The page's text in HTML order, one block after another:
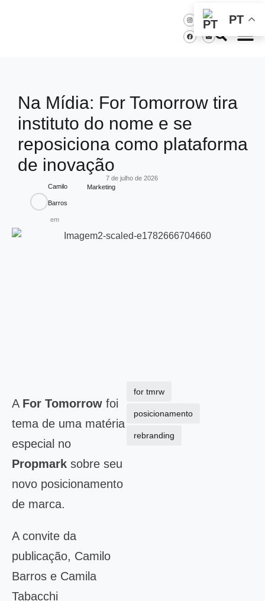
Na Mídia: For Tomorrow tira
instituto do nome e se
reposiciona como plataforma
de inovação
Camilo
Barros
em
Marketing
7 de julho de 2026
A For Tomorrow foi
tema de uma matéria
especial no
Propmark sobre seu
novo posicionamento
de marca.
A convite da
publicação, Camilo
Barros e Camila
Tabacchi
for tmrw
posicionamento
rebranding
PT